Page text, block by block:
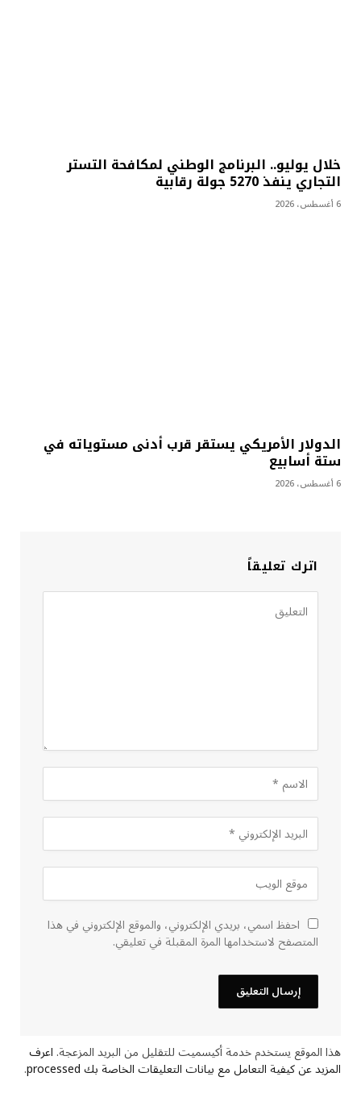
خلال يوليو.. البرنامج الوطني لمكافحة التستر
التجاري ينفذ 5270 جولة رقابية
6 أغسطس، 2026
الدولار الأمريكي يستقر قرب أدنى مستوياته في
ستة أسابيع
6 أغسطس، 2026
اترك تعليقاً
احفظ اسمي، بريدي الإلكتروني، والموقع الإلكتروني في هذا
المتصفح لاستخدامها المرة المقبلة في تعليقي.
هذا الموقع يستخدم خدمة أكيسميت للتقليل من البريد المزعجة.اعرف
المزيد عن كيفية التعامل مع بيانات التعليقات الخاصة بك processed .